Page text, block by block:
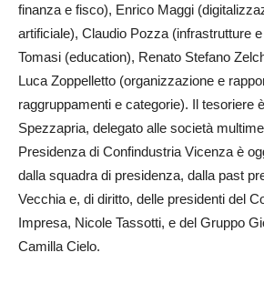
finanza e fisco), Enrico Maggi
artificiale), Claudio Pozza (infrastrutture
Tomasi (education), Renato Stefano
Luca Zoppelletto (organizzazione e
raggruppamenti e categorie). Il tesoriere
Spezzapria, delegato alle società
Presidenza di Confindustria Vicenza è
dalla squadra di presidenza, dalla past
Vecchia e, di diritto, delle presidenti del
Impresa, Nicole Tassotti, e del Gruppo
Camilla Cielo.